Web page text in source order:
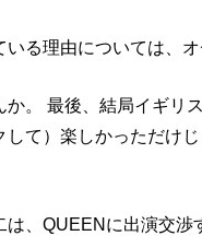
いる理由については、
か。 最後、結局イギ
して）楽しかっただけ
は、QUEENに出演交